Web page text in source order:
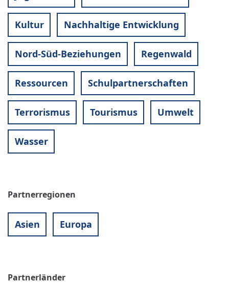
Kultur Nachhaltige Entwicklung
Nord-Süd-Beziehungen Regenwald
Ressourcen Schulpartnerschaften
Terrorismus Tourismus Umwelt
Wasser
Partnerregionen
Asien Europa
Partnerländer